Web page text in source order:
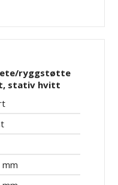
ryggstøtte
stativ hvitt